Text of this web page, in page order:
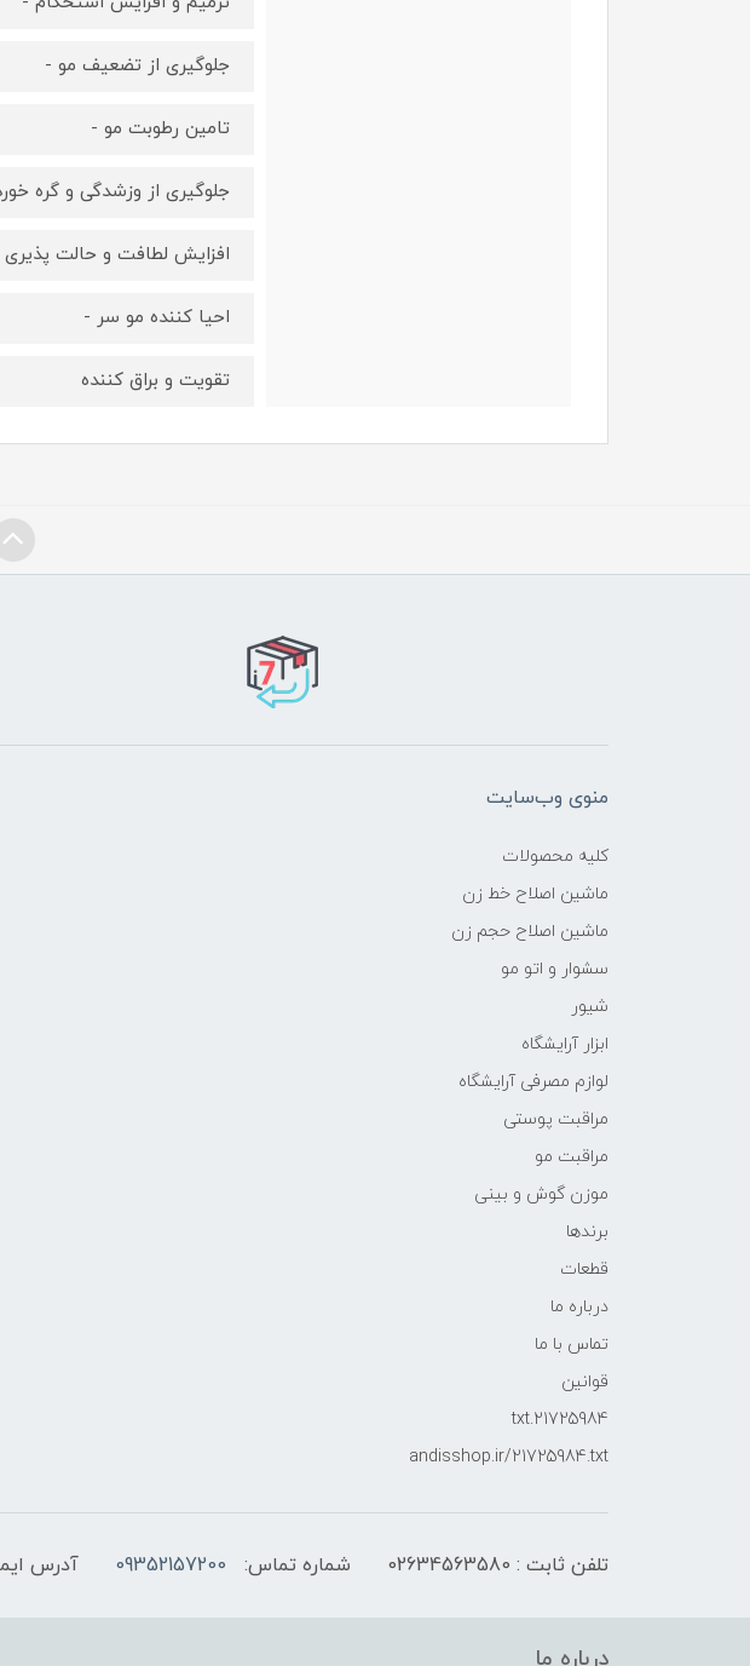
جلوگیری از تضعیف مو -
تامین رطوبت مو -
جلوگیری از وزشدگی و گره
افزایش لطافت و حالت
احیا کننده مو سر -
تقویت و براق کننده
منوی وب‌سایت
کلیه محصولات
ماشین اصلاح خط زن
ماشین اصلاح حجم زن
سشوار و اتو مو
شیور
ابزار آرایشگاه
لوازم مصرفی آرایشگاه
مراقبت پوستی
مراقبت مو
موزن گوش و بینی
برندها
قطعات
درباره ما
تماس با ما
قوانین
21725984.txt
andisshop.ir/21725984.txt
تلفن ثابت : 02634563580 شماره تماس: 09352157200 آدرس
درباره ما